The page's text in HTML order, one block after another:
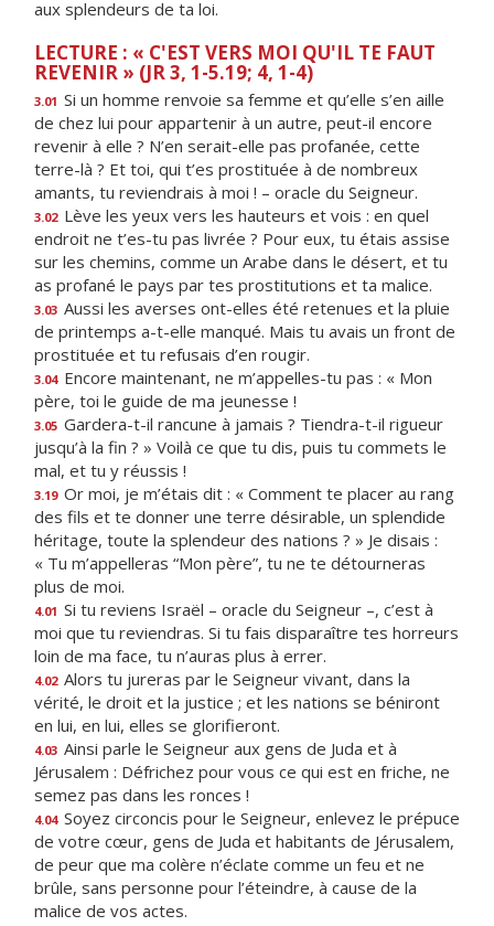
aux splendeurs de ta loi.
LECTURE : « C'EST VERS MOI QU'IL TE FAUT
REVENIR » (JR 3, 1-5.19; 4, 1-4)
3.01 Si un homme renvoie sa femme et qu’elle s’en aille
de chez lui pour appartenir à un autre, peut-il encore
revenir à elle ? N’en serait-elle pas profanée, cette
terre-là ? Et toi, qui t’es prostituée à de nombreux
amants, tu reviendrais à moi ! – oracle du Seigneur.
3.02 Lève les yeux vers les hauteurs et vois : en quel
endroit ne t’es-tu pas livrée ? Pour eux, tu étais assise
sur les chemins, comme un Arabe dans le désert, et tu
as profané le pays par tes prostitutions et ta malice.
3.03 Aussi les averses ont-elles été retenues et la pluie
de printemps a-t-elle manqué. Mais tu avais un front de
prostituée et tu refusais d’en rougir.
3.04 Encore maintenant, ne m’appelles-tu pas : « Mon
père, toi le guide de ma jeunesse !
3.05 Gardera-t-il rancune à jamais ? Tiendra-t-il rigueur
jusqu’à la fin ? » Voilà ce que tu dis, puis tu commets le
mal, et tu y réussis !
3.19 Or moi, je m’étais dit : « Comment te placer au rang
des fils et te donner une terre désirable, un splendide
héritage, toute la splendeur des nations ? » Je disais :
« Tu m’appelleras “Mon père”, tu ne te détourneras
plus de moi.
4.01 Si tu reviens Israël – oracle du Seigneur –, c’est à
moi que tu reviendras. Si tu fais disparaître tes horreurs
loin de ma face, tu n’auras plus à errer.
4.02 Alors tu jureras par le Seigneur vivant, dans la
vérité, le droit et la justice ; et les nations se béniront
en lui, en lui, elles se glorifieront.
4.03 Ainsi parle le Seigneur aux gens de Juda et à
Jérusalem : Défrichez pour vous ce qui est en friche, ne
semez pas dans les ronces !
4.04 Soyez circoncis pour le Seigneur, enlevez le prépuce
de votre cœur, gens de Juda et habitants de Jérusalem,
de peur que ma colère n’éclate comme un feu et ne
brûle, sans personne pour l’éteindre, à cause de la
malice de vos actes.